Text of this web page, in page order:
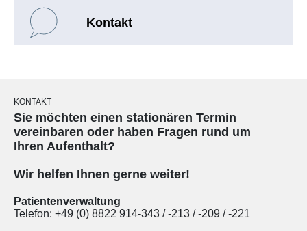
Kontakt
KONTAKT
Sie möchten einen stationären Termin
vereinbaren oder haben Fragen rund um
Ihren Aufenthalt?
Wir helfen Ihnen gerne weiter!
Patientenverwaltung
Telefon: +49 (0) 8822 914-343 / -213 / -209 / -221